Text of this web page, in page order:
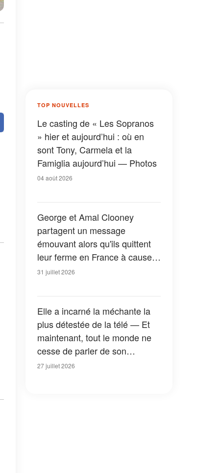
TOP NOUVELLES
Le casting de « Les Sopranos
» hier et aujourd’hui : où en
sont Tony, Carmela et la
Famiglia aujourd’hui — Photos
04 août 2026
George et Amal Clooney
partagent un message
émouvant alors qu'ils quittent
leur ferme en France à cause
des feux de forêt — Tous les
31 juillet 2026
Elle a incarné la méchante la
plus détestée de la télé — Et
maintenant, tout le monde ne
cesse de parler de son
apparition dans la nouvelle
27 juillet 2026